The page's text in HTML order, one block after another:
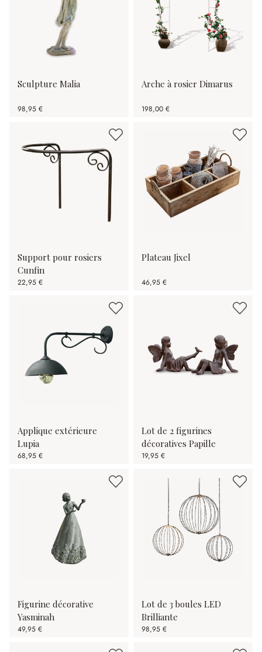
Sculpture Malia
98,95 €
Arche à rosier Dimarus
198,00 €
Support pour rosiers
Cunfin
22,95 €
Plateau Jixel
46,95 €
Applique extérieure
Lupia
68,95 €
Lot de 2 figurines
décoratives Papille
19,95 €
Figurine décorative
Yasminah
49,95 €
Lot de 3 boules LED
Brilliante
98,95 €